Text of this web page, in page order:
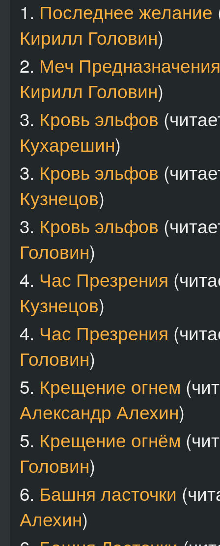
1. Последнее желание
Кирилл Головин)
2. Меч Предназначения
Кирилл Головин)
3. Кровь эльфов
Кухарешин)
3. Кровь эльфов
Кузнецов)
3. Кровь эльфов
Головин)
4. Час Презрения
Кузнецов)
4. Час Презрения
Головин)
5. Крещение огнем
Александр Алехин)
5. Крещение огнём
Головин)
6. Башня ласточки
Алехин)